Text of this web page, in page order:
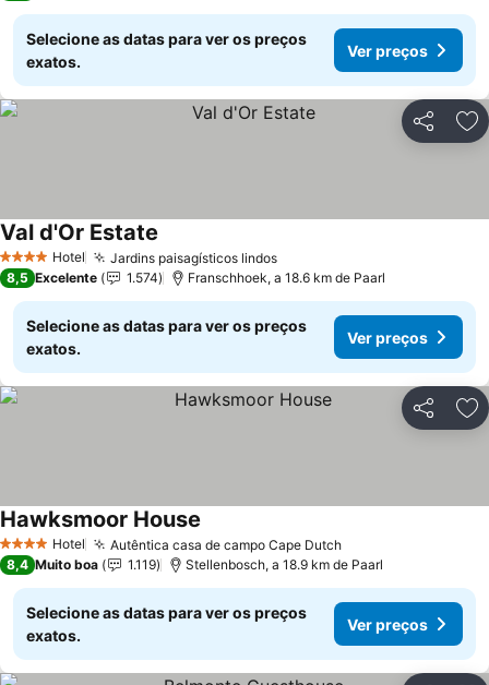
Selecione as datas para ver os preços
exatos.
Ver preços
Partilhar
4 EstrelasHotel Jardins paisagísticos lindosVer preços
Val d'Or Estate
8,5 Excelente 1.574 Franschhoek, a 18.6 km de Paarl
Selecione as datas para ver os preços
exatos.
Ver preços
Partilhar
4 EstrelasHotel Autêntica casa de campo Cape DutchVer preços
Hawksmoor House
8,4 Muito boa 1.119 Stellenbosch, a 18.9 km de Paarl
Selecione as datas para ver os preços
exatos.
Ver preços